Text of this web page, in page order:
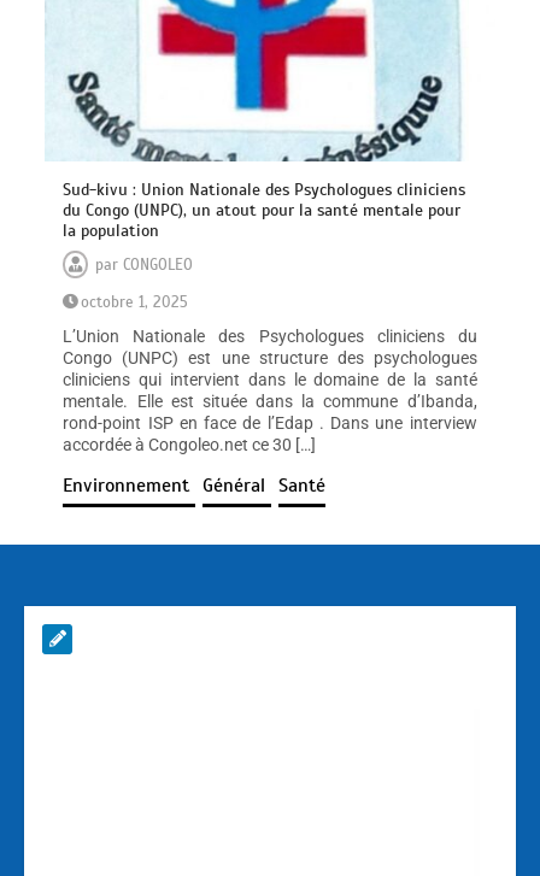
Sud-kivu : Union Nationale des Psychologues cliniciens
du Congo (UNPC), un atout pour la santé mentale pour
la population
parCONGOLEO
octobre 1, 2025
L’Union Nationale des Psychologues cliniciens du
Congo (UNPC) est une structure des psychologues
cliniciens qui intervient dans le domaine de la santé
mentale. Elle est située dans la commune d’Ibanda,
rond-point ISP en face de l’Edap . Dans une interview
accordée à Congoleo.net ce 30 […]
Environnement Général Santé